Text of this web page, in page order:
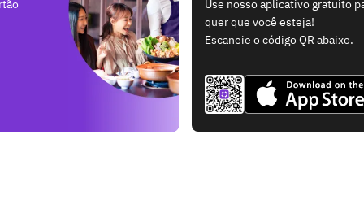
Use nosso aplicativo gratuito
quer que você esteja!
Escaneie o código QR abaixo.